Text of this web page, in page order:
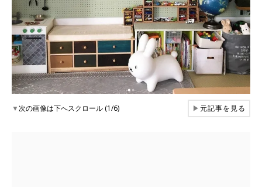
▼次の画像は下へスクロール (1/6) ▶元記事を見る